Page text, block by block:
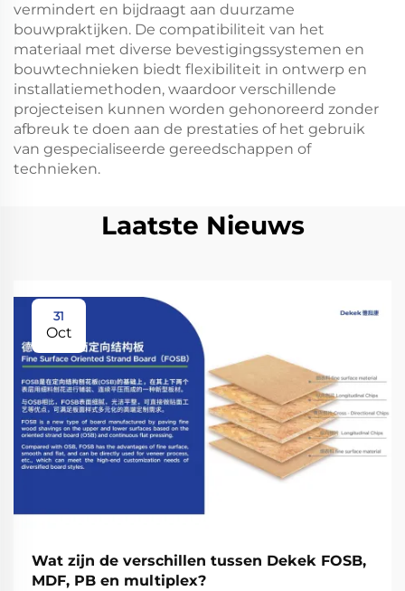
vermindert en bijdraagt aan duurzame
bouwpraktijken. De compatibiliteit van het
materiaal met diverse bevestigingssystemen en
bouwtechnieken biedt flexibiliteit in ontwerp en
installatiemethoden, waardoor verschillende
projecteisen kunnen worden gehonoreerd zonder
afbreuk te doen aan de prestaties of het gebruik
van gespecialiseerde gereedschappen of
technieken.
Laatste Nieuws
31
Oct
Wat zijn de verschillen tussen Dekek FOSB,
MDF, PB en multiplex?